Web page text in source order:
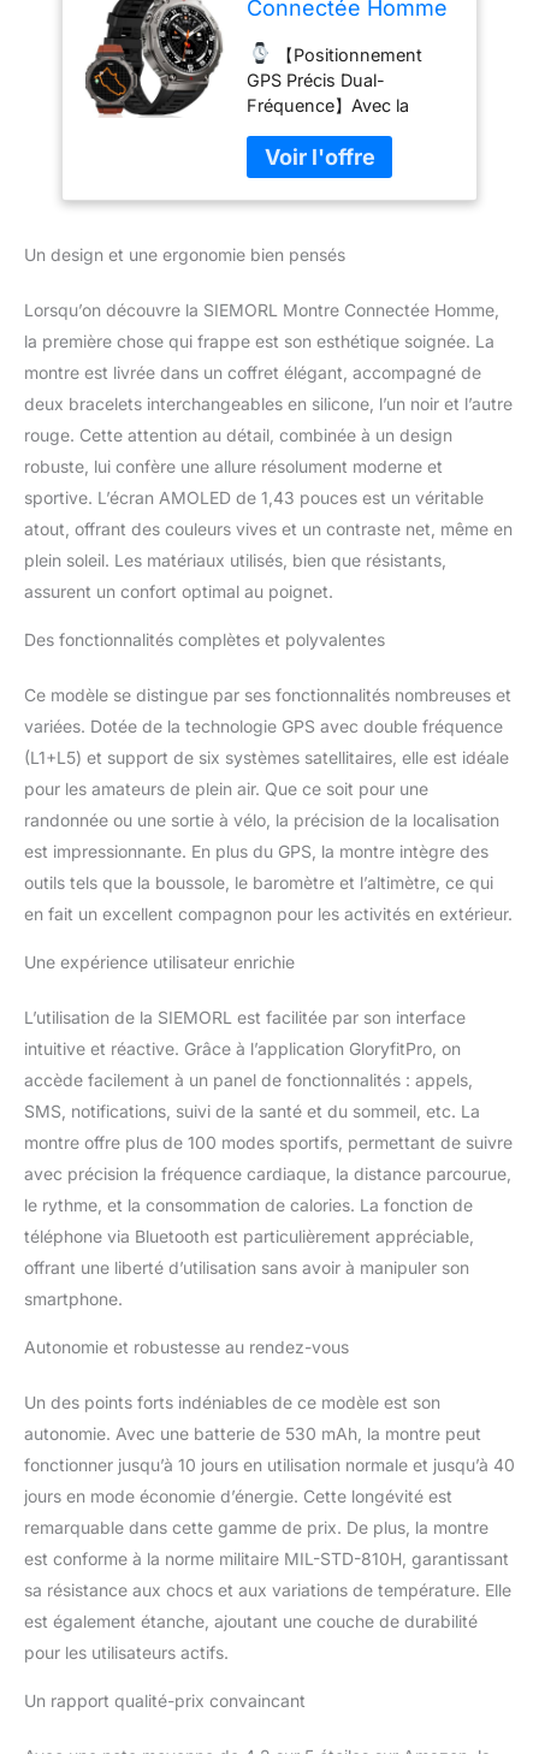
Connectée Homme
Fitness Tracker
GPS 1,43" AMOLED
Étanchéité 5ATM,
Moniteur Sommeil
Fréquence
Cardiaque 530mAh
Outdoor Montre
Android iOS
【Positionnement
GPS Précis Dual-
Fréquence】Avec la
et six systèmes satellites,
cette montre offre un
positionnement rapide et
et l'extérieur. Boussole,
pour un suivi en temps
réel.
【 Appels
Bluetooth & Notifications
Intelligentes】Recevez et
passez des appels
directement depuis votre
montre avec un haut-
haute qualité, équipés de
réduction de bruit pour
des conversations
claires. Restez informé
notifications de SMS,
jamais manquer une
【 Montre Connectée
Militaire & 5ATM】
Conforme à la norme
MIL-STD-810H, cette
environnements
extrêmes avec une haute
résistance aux chocs,
l’eau (50m). Parfaite pour
utilisateurs exigeant une
technologie ultra-durable
pour leurs activités de
plein air.
【 Lampe de
Poche LED & Écran HD
AMOLED de 1,43
Pouces】La lampe de
éclaire jusqu'à 8 mètres,
idéale pour le camping et
les urgences, tout en
de détresse. L'écran
avec une résolution de
visibilité claire, même en
plein soleil, avec 12
cadrans, 4
personnalisables et des
pour suivre vos données
de santé et personnaliser
votre expérience.
【
est équipée d'une
utilise une technologie
Un design et une ergonomie bien pensés
Lorsqu’on découvre la SIEMORL Montre Connectée Homme,
la première chose qui frappe est son esthétique soignée. La
montre est livrée dans un coffret élégant, accompagné de
deux bracelets interchangeables en silicone, l’un noir et l’autre
rouge. Cette attention au détail, combinée à un design
robuste, lui confère une allure résolument moderne et
sportive. L’écran AMOLED de 1,43 pouces est un véritable
atout, offrant des couleurs vives et un contraste net, même en
plein soleil. Les matériaux utilisés, bien que résistants,
assurent un confort optimal au poignet.
Des fonctionnalités complètes et polyvalentes
Ce modèle se distingue par ses fonctionnalités nombreuses et
variées. Dotée de la technologie GPS avec double fréquence
(L1+L5) et support de six systèmes satellitaires, elle est idéale
pour les amateurs de plein air. Que ce soit pour une
randonnée ou une sortie à vélo, la précision de la localisation
est impressionnante. En plus du GPS, la montre intègre des
outils tels que la boussole, le baromètre et l’altimètre, ce qui
en fait un excellent compagnon pour les activités en extérieur.
Une expérience utilisateur enrichie
L’utilisation de la SIEMORL est facilitée par son interface
intuitive et réactive. Grâce à l’application GloryfitPro, on
accède facilement à un panel de fonctionnalités : appels,
SMS, notifications, suivi de la santé et du sommeil, etc. La
montre offre plus de 100 modes sportifs, permettant de suivre
avec précision la fréquence cardiaque, la distance parcourue,
le rythme, et la consommation de calories. La fonction de
téléphone via Bluetooth est particulièrement appréciable,
offrant une liberté d’utilisation sans avoir à manipuler son
smartphone.
Autonomie et robustesse au rendez-vous
Un des points forts indéniables de ce modèle est son
autonomie. Avec une batterie de 530 mAh, la montre peut
fonctionner jusqu’à 10 jours en utilisation normale et jusqu’à 40
jours en mode économie d’énergie. Cette longévité est
remarquable dans cette gamme de prix. De plus, la montre
est conforme à la norme militaire MIL-STD-810H, garantissant
sa résistance aux chocs et aux variations de température. Elle
est également étanche, ajoutant une couche de durabilité
pour les utilisateurs actifs.
Un rapport qualité-prix convaincant